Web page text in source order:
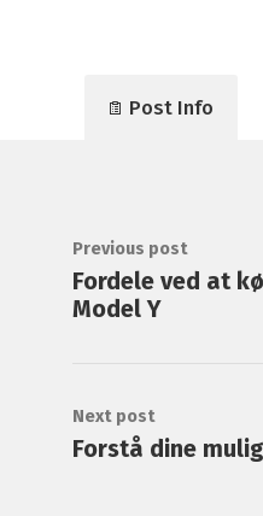
Post Info
Previous post
Fordele ved at
Model Y
Next post
Forstå dine